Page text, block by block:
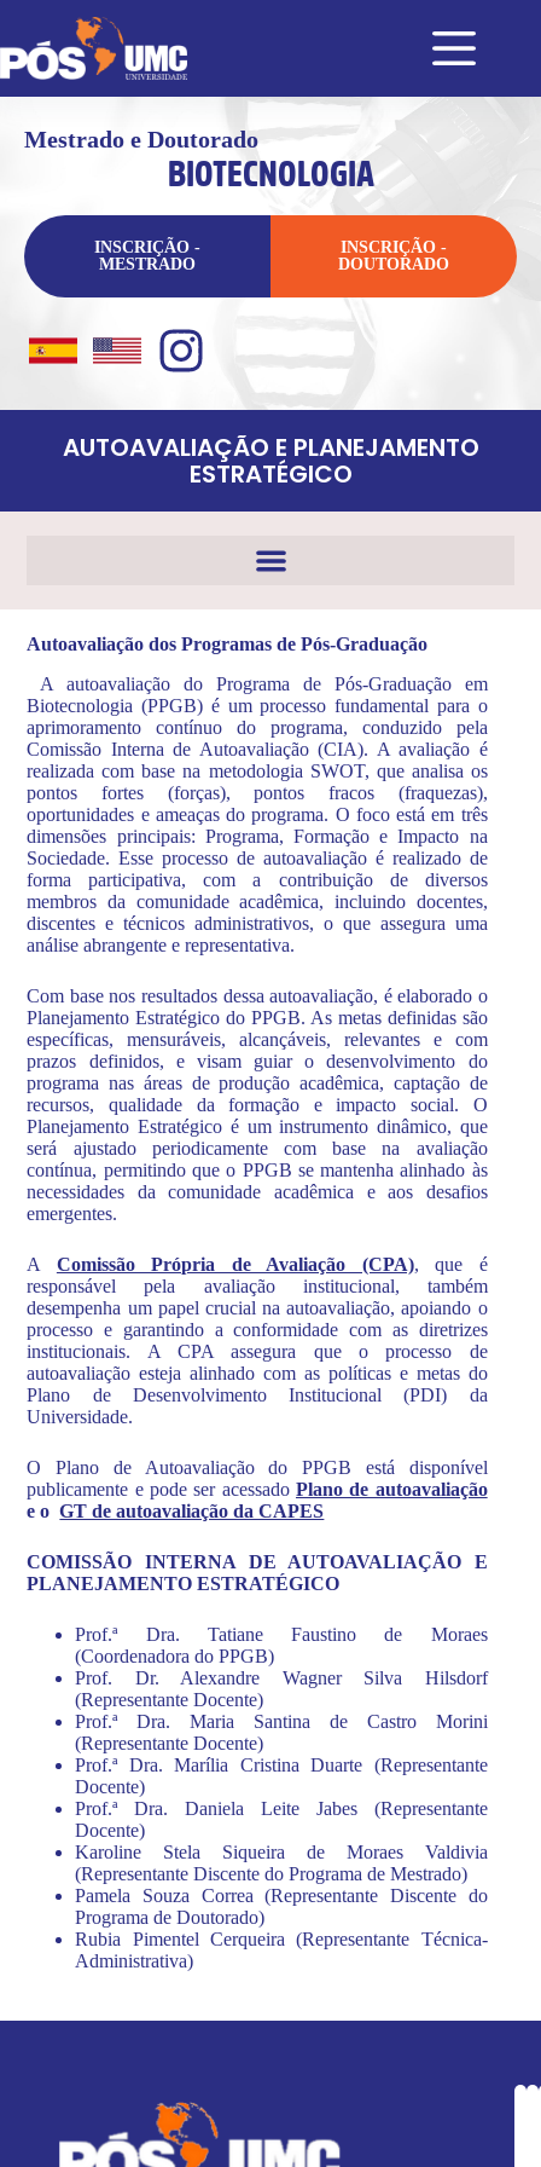
Mestrado e Doutorado
BIOTECNOLOGIA
INSCRIÇÃO -
MESTRADO
INSCRIÇÃO -
DOUTORADO
AUTOAVALIAÇÃO E PLANEJAMENTO
ESTRATÉGICO
Autoavaliação dos Programas de Pós-Graduação
A autoavaliação do Programa de Pós-Graduação em
Biotecnologia (PPGB) é um processo fundamental para o
aprimoramento contínuo do programa, conduzido pela
Comissão Interna de Autoavaliação (CIA). A avaliação é
realizada com base na metodologia SWOT, que analisa os
pontos fortes (forças), pontos fracos (fraquezas),
oportunidades e ameaças do programa. O foco está em três
dimensões principais: Programa, Formação e Impacto na
Sociedade. Esse processo de autoavaliação é realizado de
forma participativa, com a contribuição de diversos
membros da comunidade acadêmica, incluindo docentes,
discentes e técnicos administrativos, o que assegura uma
análise abrangente e representativa.
Com base nos resultados dessa autoavaliação, é elaborado o
Planejamento Estratégico do PPGB. As metas definidas são
específicas, mensuráveis, alcançáveis, relevantes e com
prazos definidos, e visam guiar o desenvolvimento do
programa nas áreas de produção acadêmica, captação de
recursos, qualidade da formação e impacto social. O
Planejamento Estratégico é um instrumento dinâmico, que
será ajustado periodicamente com base na avaliação
contínua, permitindo que o PPGB se mantenha alinhado às
necessidades da comunidade acadêmica e aos desafios
emergentes.
A Comissão Própria de Avaliação (CPA), que é
responsável pela avaliação institucional, também
desempenha um papel crucial na autoavaliação, apoiando o
processo e garantindo a conformidade com as diretrizes
institucionais. A CPA assegura que o processo de
autoavaliação esteja alinhado com as políticas e metas do
Plano de Desenvolvimento Institucional (PDI) da
Universidade.
O Plano de Autoavaliação do PPGB está disponível
publicamente e pode ser acessado Plano de autoavaliação
e oGT de autoavaliação da CAPES
COMISSÃO INTERNA DE AUTOAVALIAÇÃO E
PLANEJAMENTO ESTRATÉGICO
Prof.ª Dra. Tatiane Faustino de Moraes
(Coordenadora do PPGB)
Prof. Dr. Alexandre Wagner Silva Hilsdorf
(Representante Docente)
Prof.ª Dra. Maria Santina de Castro Morini
(Representante Docente)
Prof.ª Dra. Marília Cristina Duarte (Representante
Docente)
Prof.ª Dra. Daniela Leite Jabes (Representante
Docente)
Karoline Stela Siqueira de Moraes Valdivia
(Representante Discente do Programa de Mestrado)
Pamela Souza Correa (Representante Discente do
Programa de Doutorado)
Rubia Pimentel Cerqueira (Representante Técnica-
Administrativa)